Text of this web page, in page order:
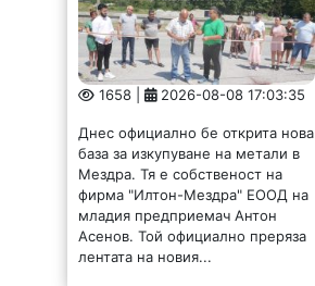
1658 | 2026-08-08 17:03:35
Днес официално бе открита нова
база за изкупуване на метали в
Мездра. Тя е собственост на
фирма "Илтон-Мездра" ЕООД на
младия предприемач Антон
Асенов. Той официално преряза
лентата на новия...